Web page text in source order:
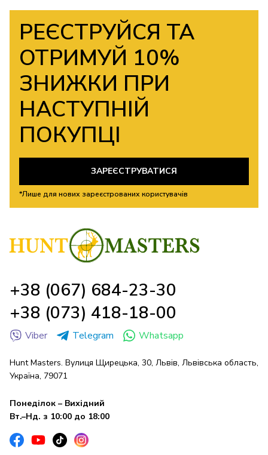
РЕЄСТРУЙСЯ ТА
ОТРИМУЙ 10%
ЗНИЖКИ ПРИ
НАСТУПНІЙ
ПОКУПЦІ
ЗАРЕЄСТРУВАТИСЯ
*Лише для нових зареєстрованих користувачів
+38 (067) 684-23-30
+38 (073) 418-18-00
Viber Telegram Whatsapp
Hunt Masters. Вулиця Щирецька, 30, Львів, Львівська область,
Україна, 79071
Понеділок – Вихідний
Вт.–Нд. з 10:00 до 18:00